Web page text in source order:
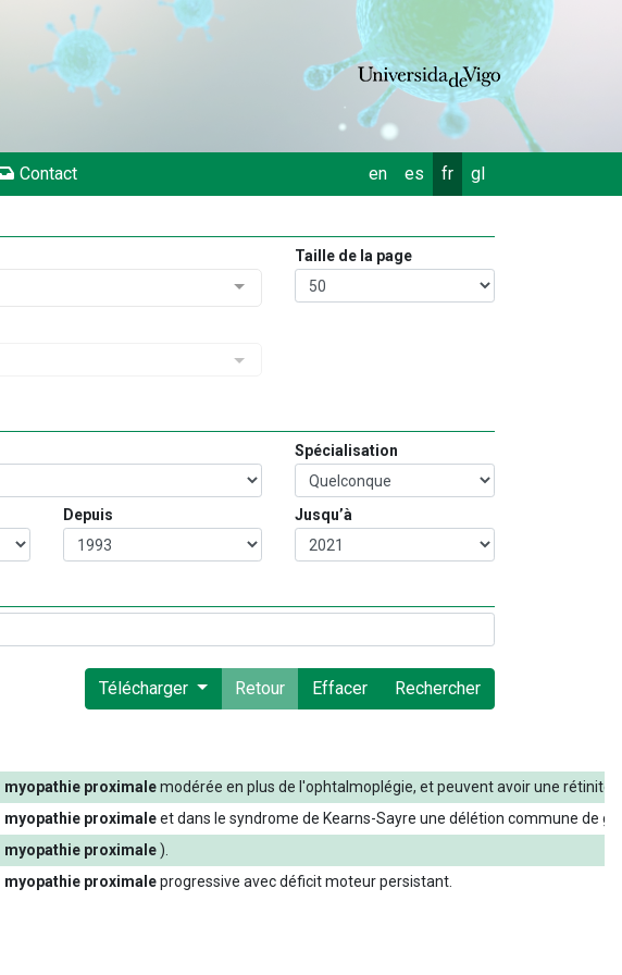
Contact en es fr gl
Taille de la page
Spécialisation
Depuis Jusqu’à
Télécharger Retour Effacer Rechercher
myopathie proximalemodérée en plus de l'ophtalmoplégie, etpeuventavoirune rétinite
myopathie proximaleetdans le syndrome de Kearns-Sayre une délétion commune de
myopathie proximale )
myopathie proximaleprogressive avecdéficitmoteurpersistant.